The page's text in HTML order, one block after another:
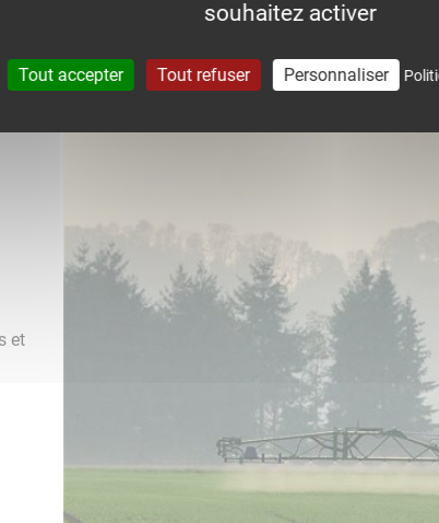
accompagne dans le suivi
et
souhaitez activer
Tout accepter Tout refuser Personnaliser